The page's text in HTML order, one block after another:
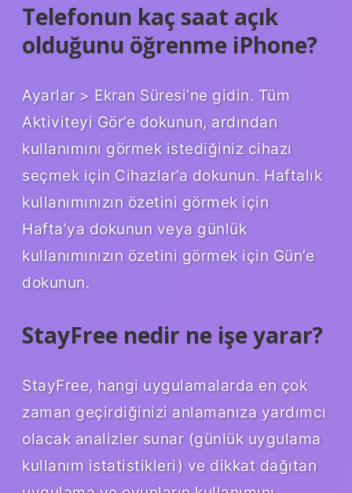
Telefonun kaç saat açık
olduğunu öğrenme iPhone?
Ayarlar > Ekran Süresi’ne gidin. Tüm
Aktiviteyi Gör’e dokunun, ardından
kullanımını görmek istediğiniz cihazı
seçmek için Cihazlar’a dokunun. Haftalık
kullanımınızın özetini görmek için
Hafta’ya dokunun veya günlük
kullanımınızın özetini görmek için Gün’e
dokunun.
StayFree nedir ne işe yarar?
StayFree, hangi uygulamalarda en çok
zaman geçirdiğinizi anlamanıza yardımcı
olacak analizler sunar (günlük uygulama
kullanım istatistikleri) ve dikkat dağıtan